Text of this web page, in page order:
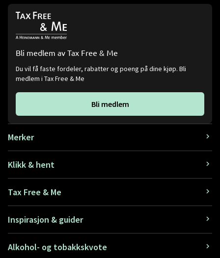
Bli medlem av Tax Free & Me
Du vil få faste fordeler, rabatter og poeng på dine kjøp. Bli
medlem i Tax Free & Me
Bli medlem
Merker
Klikk & hent
Tax Free & Me
Inspirasjon & guider
Alkohol- og tobakkskvote